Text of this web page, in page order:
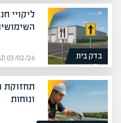
בדק בית
ליקויי
03/02/26 (ט״ז שבט תשפ״ו) | מערכת אפיק
תחזוקת
ונוחות